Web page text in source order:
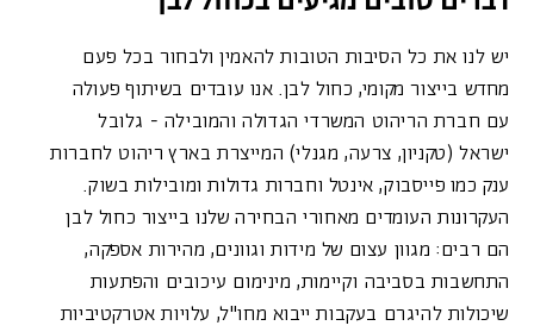
יש לנו את כל הסיבות הטובות להאמין ולבחור בכל פעם
מחדש בייצור מקומי, כחול לבן. אנו עובדים בשיתוף פעולה
עם חברת הריהוט המשרדי הגדולה והמובילה - גלובל
ישראל (טקניון, צרעה, מגנלי) המייצרת בארץ ריהוט לחברות
ענק כמו פייסבוק, אינטל וחברות גדולות ומובילות בשוק.
העקרונות העומדים מאחורי הבחירה שלנו בייצור כחול לבן
הם רבים: מגוון עצום של מידות וגוונים, מהירות אספקה,
התחשבות בסביבה וקיימות, מינימום עיכובים והפתעות
שיכולות להיגרם בעקבות ייבוא מחו"ל, עלויות אטרקטיביות